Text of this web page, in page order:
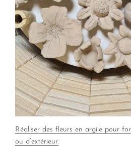
Réaliser des fleurs en argile pour
ou d’extérieur.